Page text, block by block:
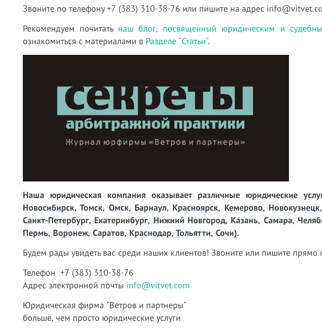
Звоните по телефону +7 (383) 310-38-76 или пишите на адрес
Рекомендуем почитать наш блог, посвященный юридическим и
ознакомиться с материалами в Разделе "Статьи".
Наша юридическая компания оказывает различные юридические
Новосибирск, Томск, Омск, Барнаул, Красноярск, Кемерово,
Санкт-Петербург, Екатеринбург, Нижний Новгород, Казань, Самара,
Пермь, Воронеж, Саратов, Краснодар, Тольятти, Сочи).
Будем рады увидеть вас среди наших клиентов! Звоните или пишите прямо
Телефон +7 (383) 310-38-76
Адрес электронной почты info@vitvet.com
Юридическая фирма "Ветров и партнеры"
больше, чем просто юридические услуги